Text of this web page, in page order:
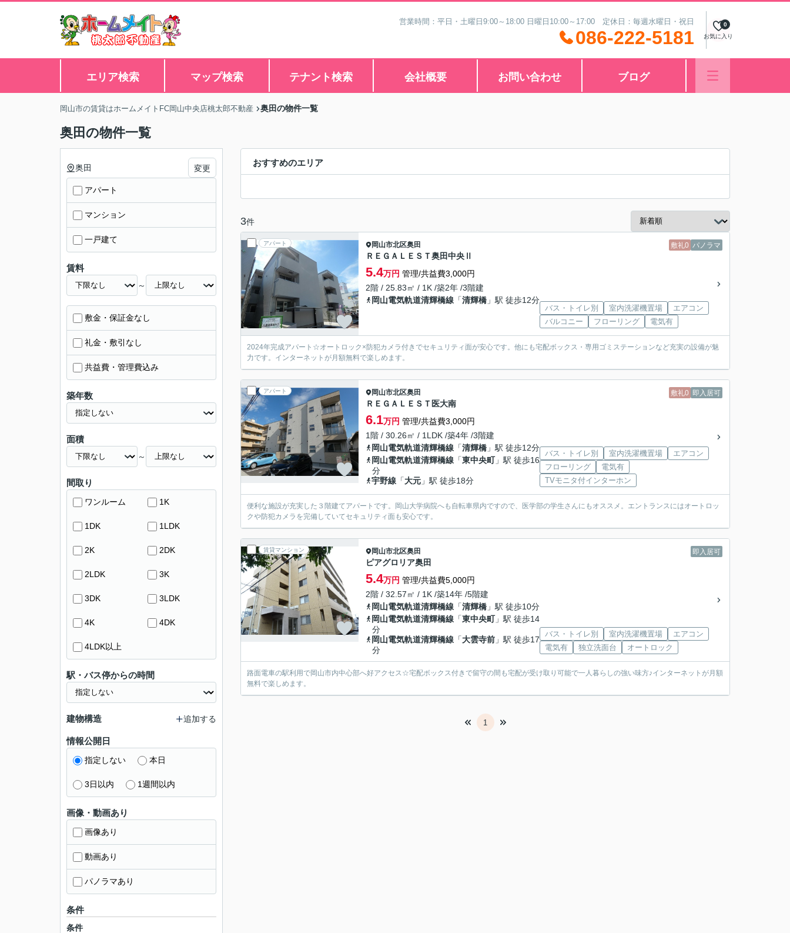
営業時間：平日・土曜日9:00～18:00 日曜日10:00～17:00 定休日：毎週水曜日・祝日
086-222-5181 お気に入り
0
エリア検索 マップ検索 テナント検索 会社概要 お問い合わせ ブログ
岡山市の賃貸はホームメイトFC岡山中央店桃太郎不動産 奥田の物件一覧
奥田の物件一覧
おすすめのエリア
3件
アパート 敷礼0 パノラマ
岡山市北区奥田
ＲＥＧＡＬＥＳＴ奥田中央Ⅱ
5.4万円 管理/共益費3,000円
2階 / 25.83㎡ / 1K /築2年 /3階建
岡山電気軌道清輝橋線 「清輝橋 」駅 徒歩12分
バス・トイレ別 室内洗濯機置場
エアコン
バルコニー
フローリング 電気有
2024年完成アパート☆オートロック×防犯カメラ付きでセキュリティ面が安心です。他にも宅配ボックス・専用ゴミステーションなど充実の設備が魅
力です。インターネットが月額無料で楽しめます。
アパート 敷礼0 即入居可
岡山市北区奥田
ＲＥＧＡＬＥＳＴ医大南
6.1万円 管理/共益費3,000円
1階 / 30.26㎡ / 1LDK /築4年 /3階建
岡山電気軌道清輝橋線 「清輝橋 」駅 徒歩12分
岡山電気軌道清輝橋線 「東中央町」駅 徒歩16
分
宇野線 「大元 」駅 徒歩18分
バス・トイレ別 室内洗濯機置場
エアコン
フローリング
電気有
TVモニタ付インターホン
便利な施設が充実した３階建てアパートです。岡山大学病院へも自転車県内ですので、医学部の学生さんにもオススメ。エントランスにはオートロッ
クや防犯カメラを完備していてセキュリティ面も安心です。
賃貸マンション 即入居可
岡山市北区奥田
ピアグロリア奥田
5.4万円 管理/共益費5,000円
2階 / 32.57㎡ / 1K /築14年 /5階建
岡山電気軌道清輝橋線 「清輝橋 」駅 徒歩10分
岡山電気軌道清輝橋線 「東中央町」駅 徒歩14
分
岡山電気軌道清輝橋線 「大雲寺前 」駅 徒歩17
分
バス・トイレ別 室内洗濯機置場
エアコン
電気有
独立洗面台 オートロック
路面電車の駅利用で岡山市内中心部へ好アクセス☆宅配ボックス付きで留守の間も宅配が受け取り可能で一人暮らしの強い味方♪インターネットが月額
無料で楽しめます。
1
奥田 変更
アパート
マンション
一戸建て
賃料
～
敷金・保証金なし
礼金・敷引なし
共益費・管理費込み
築年数
面積
～
間取り
ワンルーム 1K
1DK 1LDK
2K 2DK
2LDK 3K
3DK 3LDK
4K 4DK
4LDK以上
駅・バス停からの時間
建物構造 追加する
情報公開日
指定しない 本日
3日以内 1週間以内
画像・動画あり
画像あり
動画あり
パノラマあり
条件
条件